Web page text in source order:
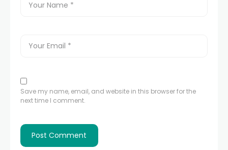
Save my name, email, and website in this browser for the
next time I comment.